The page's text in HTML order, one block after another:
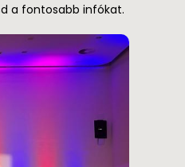
a fontosabb infókat.